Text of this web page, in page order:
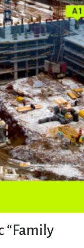
“Family